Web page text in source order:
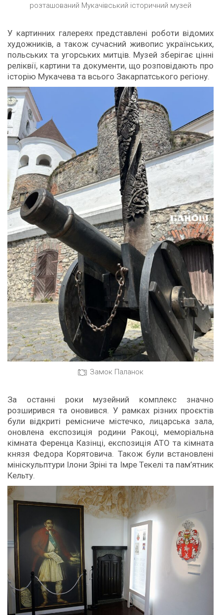
розташований Мукачівський історичний музей
У картинних галереях представлені роботи відомих
художників, а також сучасний живопис українських,
польських та угорських митців. Музей зберігає цінні
реліквії, картини та документи, що розповідають про
історію Мукачева та всього Закарпатського регіону.
Замок Паланок
За останні роки музейний комплекс значно
розширився та оновився. У рамках різних проєктів
були відкриті ремісниче містечко, лицарська зала,
оновлена експозиція родини Ракоці, меморіальна
кімната Ференца Казінці, експозиція АТО та кімната
князя Федора Корятовича. Також були встановлені
мініскульптури Ілони Зріні та Імре Текелі та пам’ятник
Кельту.